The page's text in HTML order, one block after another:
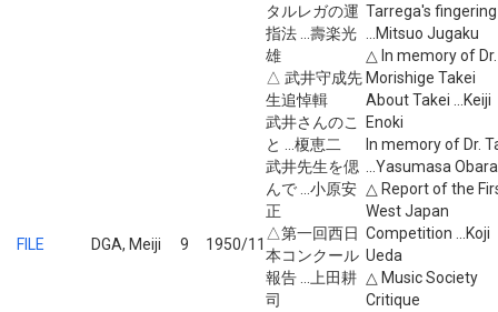
FILE DGA, Meiji 9 1950/11
タルレガの運
指法 ...壽楽光
雄
△ 武井守成先
生追悼輯
武井さんのこ
と ...榎恵二
武井先生を偲
んで ...小原安
正
△第一回西日
本コンクール
報告 ...上田耕
司
Tarrega's fingering
...Mitsuo Jugaku
△ In memory of Dr.
Morishige Takei
About Takei ...Keiji
Enoki
In memory of Dr.
...Yasumasa Obara
△ Report of the
West Japan
Competition ...Koji
Ueda
△ Music Society
Critique